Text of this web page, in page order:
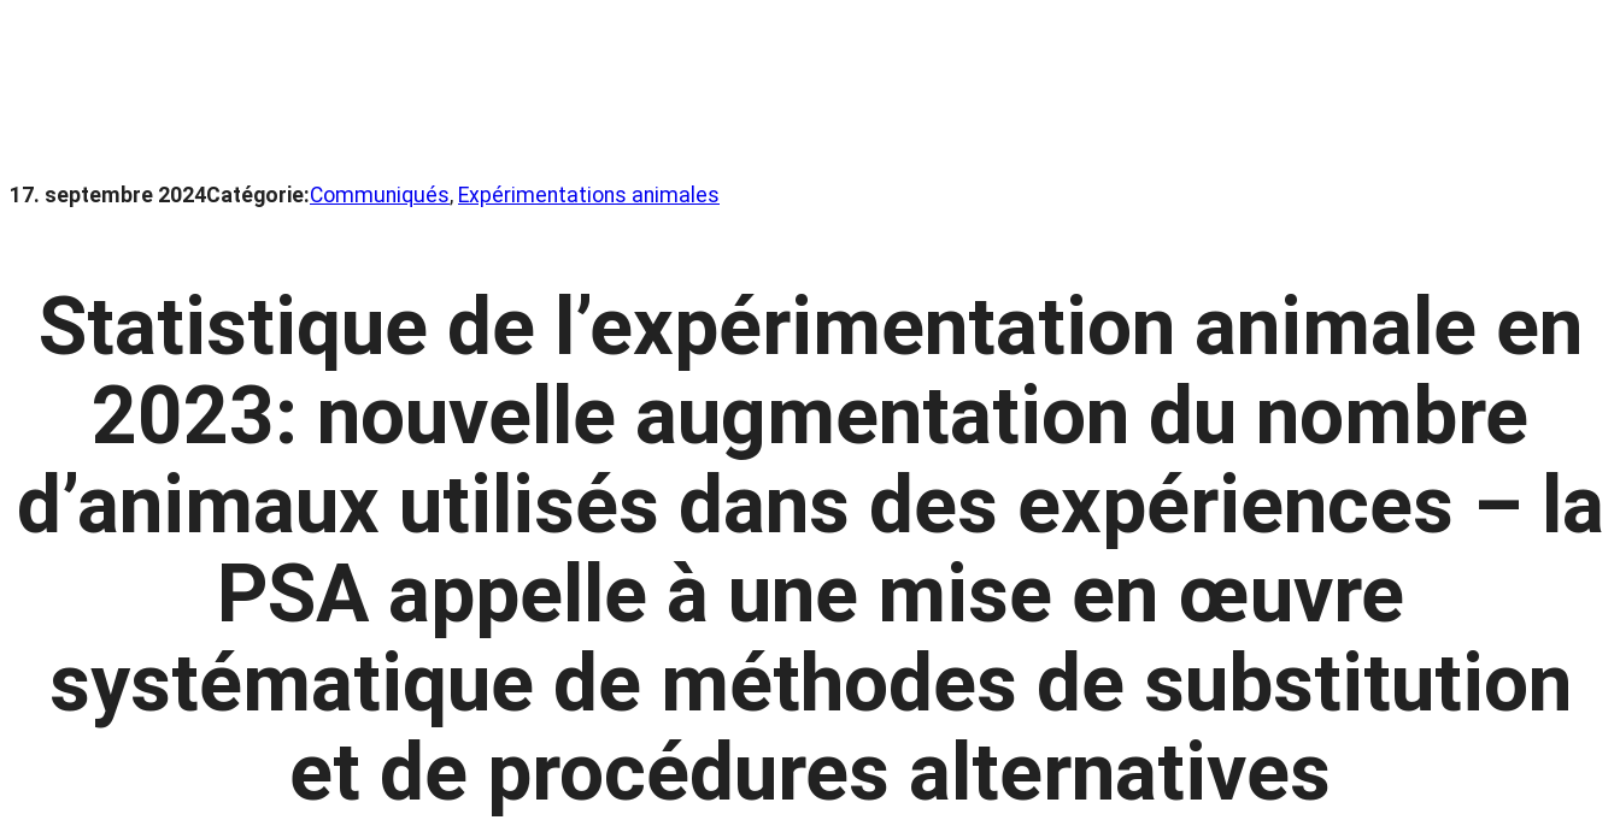
17. septembre 2024Catégorie:Communiqués, Expérimentations animales
Statistique de l’expérimentation animale en
2023: nouvelle augmentation du nombre
d’animaux utilisés dans des expériences – la
PSA appelle à une mise en œuvre
systématique de méthodes de substitution
et de procédures alternatives